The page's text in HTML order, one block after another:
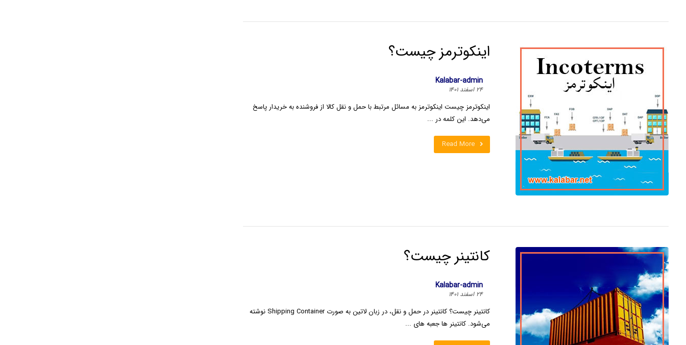
اینکوترمز چیست؟
Kalabar-admin
۲۴ اسفند ۱۴۰۱
اینکوترمز چیست اینکوترمز به مسائل مرتبط با حمل و نقل کالا از فروشنده به خریدار پاسخ
می‌دهد. این کلمه در ...
Read More
کانتینر چیست؟
Kalabar-admin
۲۴ اسفند ۱۴۰۱
کانتینر چیست؟ کانتینر در حمل و نقل، در زبان لاتین به صورت Shipping Container نوشته
می‌شود. کانتینر ها جعبه های ...